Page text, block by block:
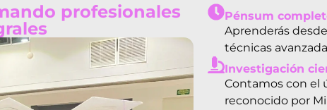
profesionales
Pénsum
Aprenderás
técnicas
Investigación
Contamos con el
reconocido por